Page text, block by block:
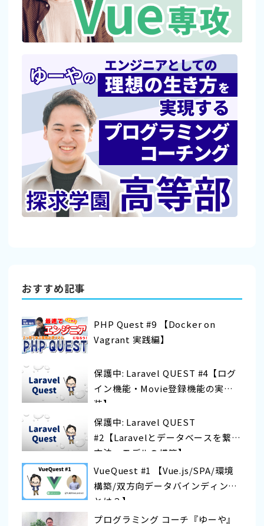
おすすめ記事
PHP Quest #9 【Docker on
Vagrant 実践編】
保護中: Laravel QUEST #4【ログ
イン機能・Movie登録機能の実
装】
保護中: Laravel QUEST
#2【Laravelとデータベースを繋ぐ
方法〜モデルの構築】
VueQuest #1 【Vue.js/SPA/環境
構築/双方向データバインディング
とは？】
プログラミング コーチ『ゆーや』